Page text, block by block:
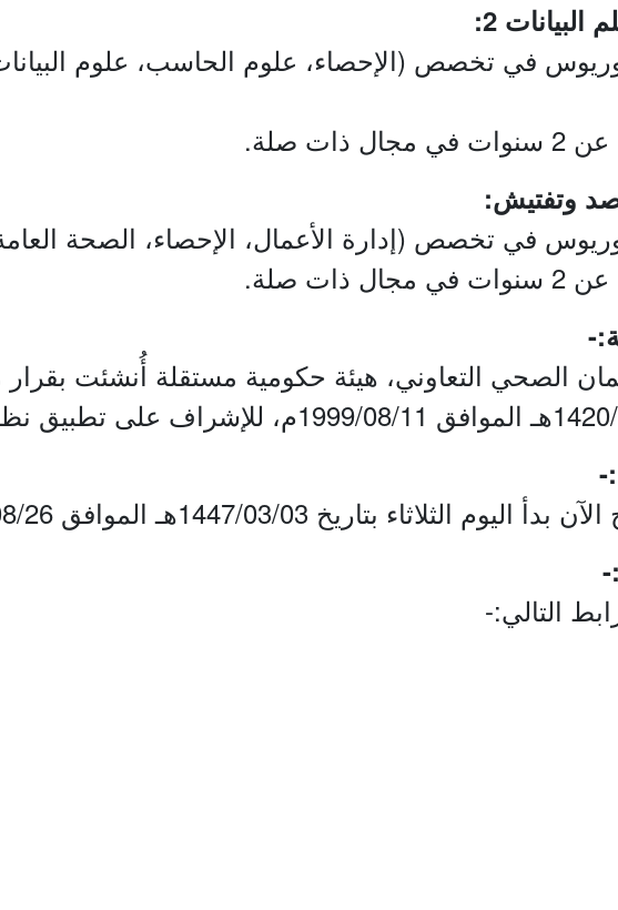
في تخصص (الإحصاء، علوم الحاسب، علوم
صلة.
في تخصص (إدارة الأعمال، الإحصاء، الصحة
صلة.
الثلاثاء بتاريخ 1447/03/03هـ الموافق 2025/08/26م.
التالي:-